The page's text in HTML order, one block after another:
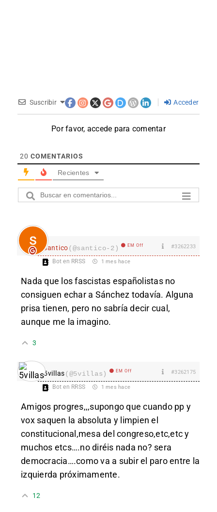
Suscribir Acceder
Por favor, accede para comentar
20 COMENTARIOS
Recientes
santico(@santico-2) EM Off #3262233
Bot en RRSS 1 mes hace
Nada que los fascistas españolistas no
consiguen echar a Sánchez todavía. Alguna
prisa tienen, pero no sabría decir cual,
aunque me la imagino.
3
5villas(@5villas) EM Off #3262175
Bot en RRSS 1 mes hace
Amigos progres,,,supongo que cuando pp y
vox saquen la absoluta y limpien el
constitucional,mesa del congreso,etc,etc y
muchos etcs….no diréis nada no? sera
democracia….como va a subir el paro entre la
izquierda próximamente.
12